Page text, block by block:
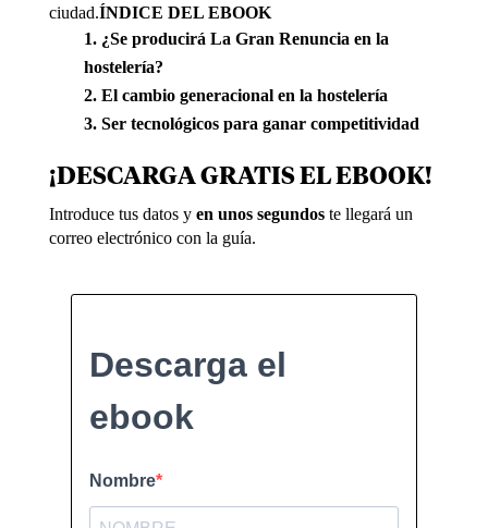
ciudad.ÍNDICE DEL EBOOK
¿Se producirá La Gran Renuncia en la
hostelería?
El cambio generacional en la hostelería
Ser tecnológicos para ganar competitividad
¡DESCARGA GRATIS EL EBOOK!
Introduce tus datos yen unos segundoste llegará un
correo electrónico con la guía.